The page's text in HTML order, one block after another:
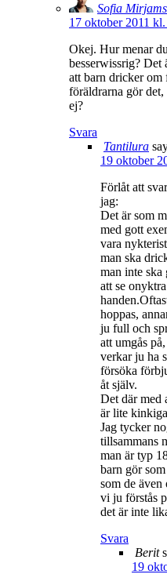
Sofia
17 oktober 2011
Okej. Hur menar
besserwissrig? Det
att barn dricker om
föräldrarna gör
ej?
Svara
Tantilura
19 oktober
Förlåt att
jag:
Det är som
med gott
vara
man ska
man inte ska
att se
hoppas,
ju full och
att umgås
verkar ju ha
försöka
åt själv.
Det där med
är lite
Jag tycker
tillsammans
man är typ
barn gör
som de även
vi ju förstås
det är inte
Svara
Berit
19